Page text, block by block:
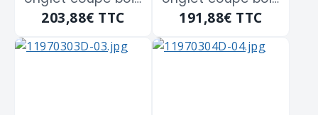
propre MILWAUKEE
diam.305 m/m -
203,88€ TTC
rapide MILWAUKEE
diam.305 m/m -
191,88€ TTC